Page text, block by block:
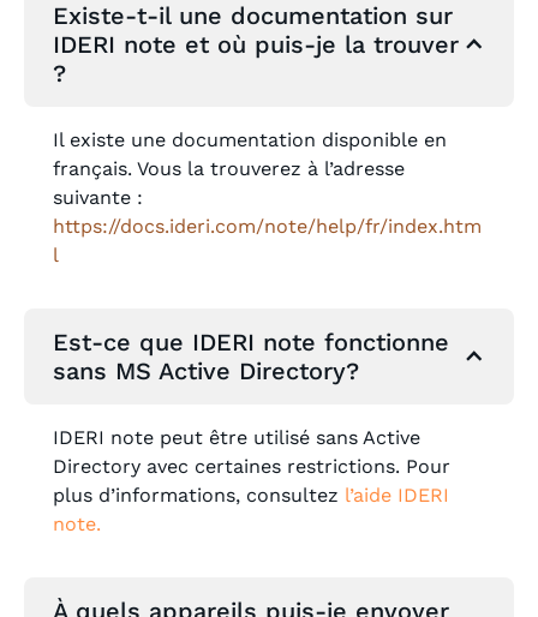
Existe-t-il une documentation sur
IDERI note et où puis-je la trouver
?
Il existe une documentation disponible en
français. Vous la trouverez à l’adresse
suivante :
https://docs.ideri.com/note/help/fr/index.htm
l
Est-ce que IDERI note fonctionne
sans MS Active Directory?
IDERI note peut être utilisé sans Active
Directory avec certaines restrictions. Pour
plus d’informations, consultez l’aide IDERI
note.